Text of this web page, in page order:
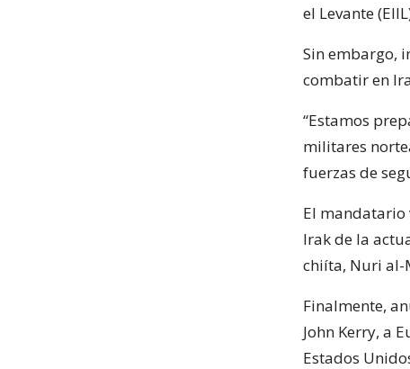
el Levante
Sin embargo,
combatir en
“Estamos
militares
fuerzas de
El mandatario
Irak de la
chiíta, Nuri al-
Finalmente,
John Kerry, a
Estados